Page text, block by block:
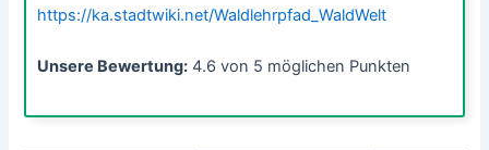
https://ka.stadtwiki.net/Waldlehrpfad_WaldWelt
Unsere Bewertung: 4.6 von 5 möglichen Punkten